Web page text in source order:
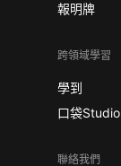
報明牌
跨領域學習
學到
口袋Studio
聯絡我們